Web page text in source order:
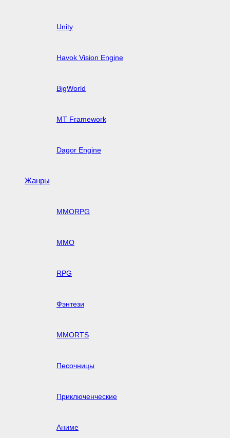
Unity
Havok Vision Engine
BigWorld
MT Framework
Dagor Engine
Жанры
MMORPG
MMO
RPG
Фэнтези
MMORTS
Песочницы
Приключенческие
Аниме